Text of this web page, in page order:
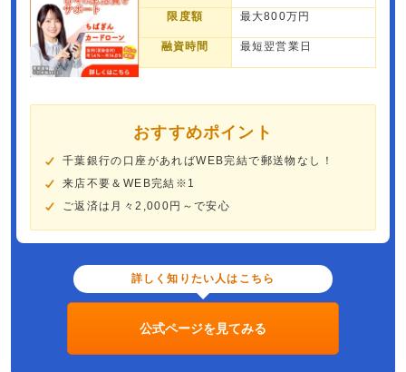
限度額 最大800万円
融資時間 最短翌営業日
おすすめポイント
千葉銀行の口座があればWEB完結で郵送物なし！
来店不要＆WEB完結※1
ご返済は月々2,000円～で安心
詳しく知りたい人はこちら
公式ページを見てみる